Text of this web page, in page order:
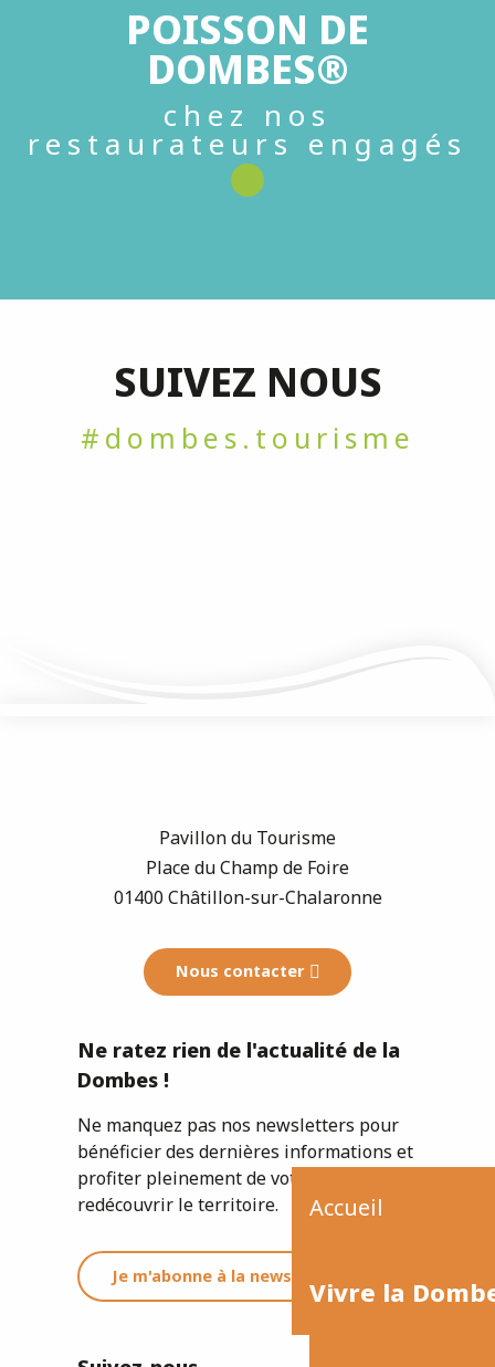
Accueil
Vivre la
POISSON DE
DOMBES®
chez nos
restaurateurs engagés
Auberge de l'abbaye
SUIVEZ NOUS
#dombes.tourisme
Pavillon du Tourisme
Place du Champ de Foire
01400 Châtillon-sur-Chalaronne
Nous contacter
Ne ratez rien de l'actualité de la
Dombes !
Ne manquez pas nos newsletters pour
bénéficier des dernières informations et
profiter pleinement de votre séjour ou
redécouvrir le territoire.
Je m'abonne à la newsletter